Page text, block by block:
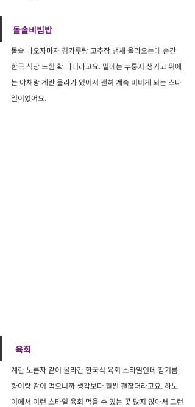
돌솥비빔밥
돌솥 나오자마자 김가루랑 고추장 냄새 올라오는데 순간
한국 식당 느낌 확 나더라고요. 밑에는 누룽지 생기고 위에
는 야채랑 계란 올라가 있어서 괜히 계속 비비게 되는 스타
일이었어요.
육회
계란 노른자 같이 올라간 한국식 육회 스타일인데 참기름
향이랑 같이 먹으니까 생각보다 훨씬 괜찮더라고요. 하노
이에서 이런 스타일 육회 먹을 수 있는 곳 많지 않아서 그런